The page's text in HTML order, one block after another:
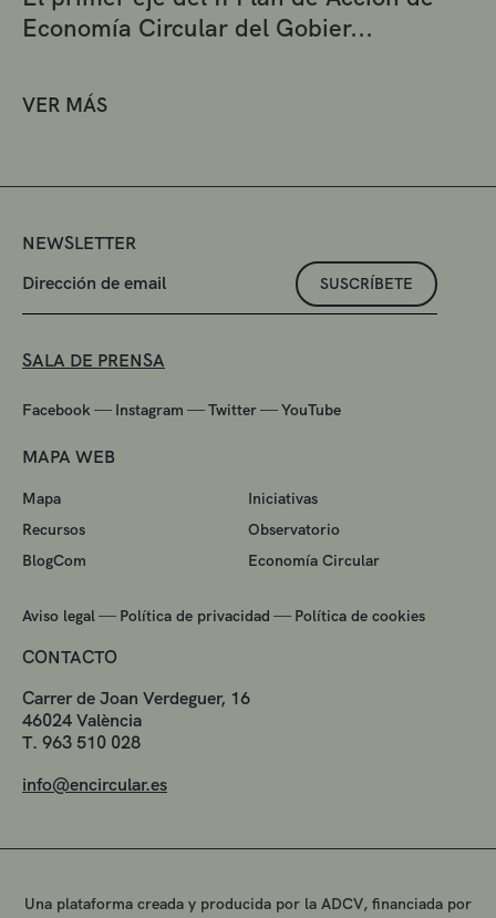
Economía Circular del Gobier...
VER MÁS
NEWSLETTER
SUSCRÍBETE
SALA DE PRENSA
Facebook — Instagram —Twitter—YouTube
MAPA WEB
Mapa
Iniciativas
Recursos
Observatorio
BlogCom
Economía Circular
Aviso legal — Política de privacidad — Política de cookies
CONTACTO
Carrer de Joan Verdeguer, 16
46024 València
T. 963 510 028
info@encircular.es
Una plataforma creada y producida por la ADCV, financiada por